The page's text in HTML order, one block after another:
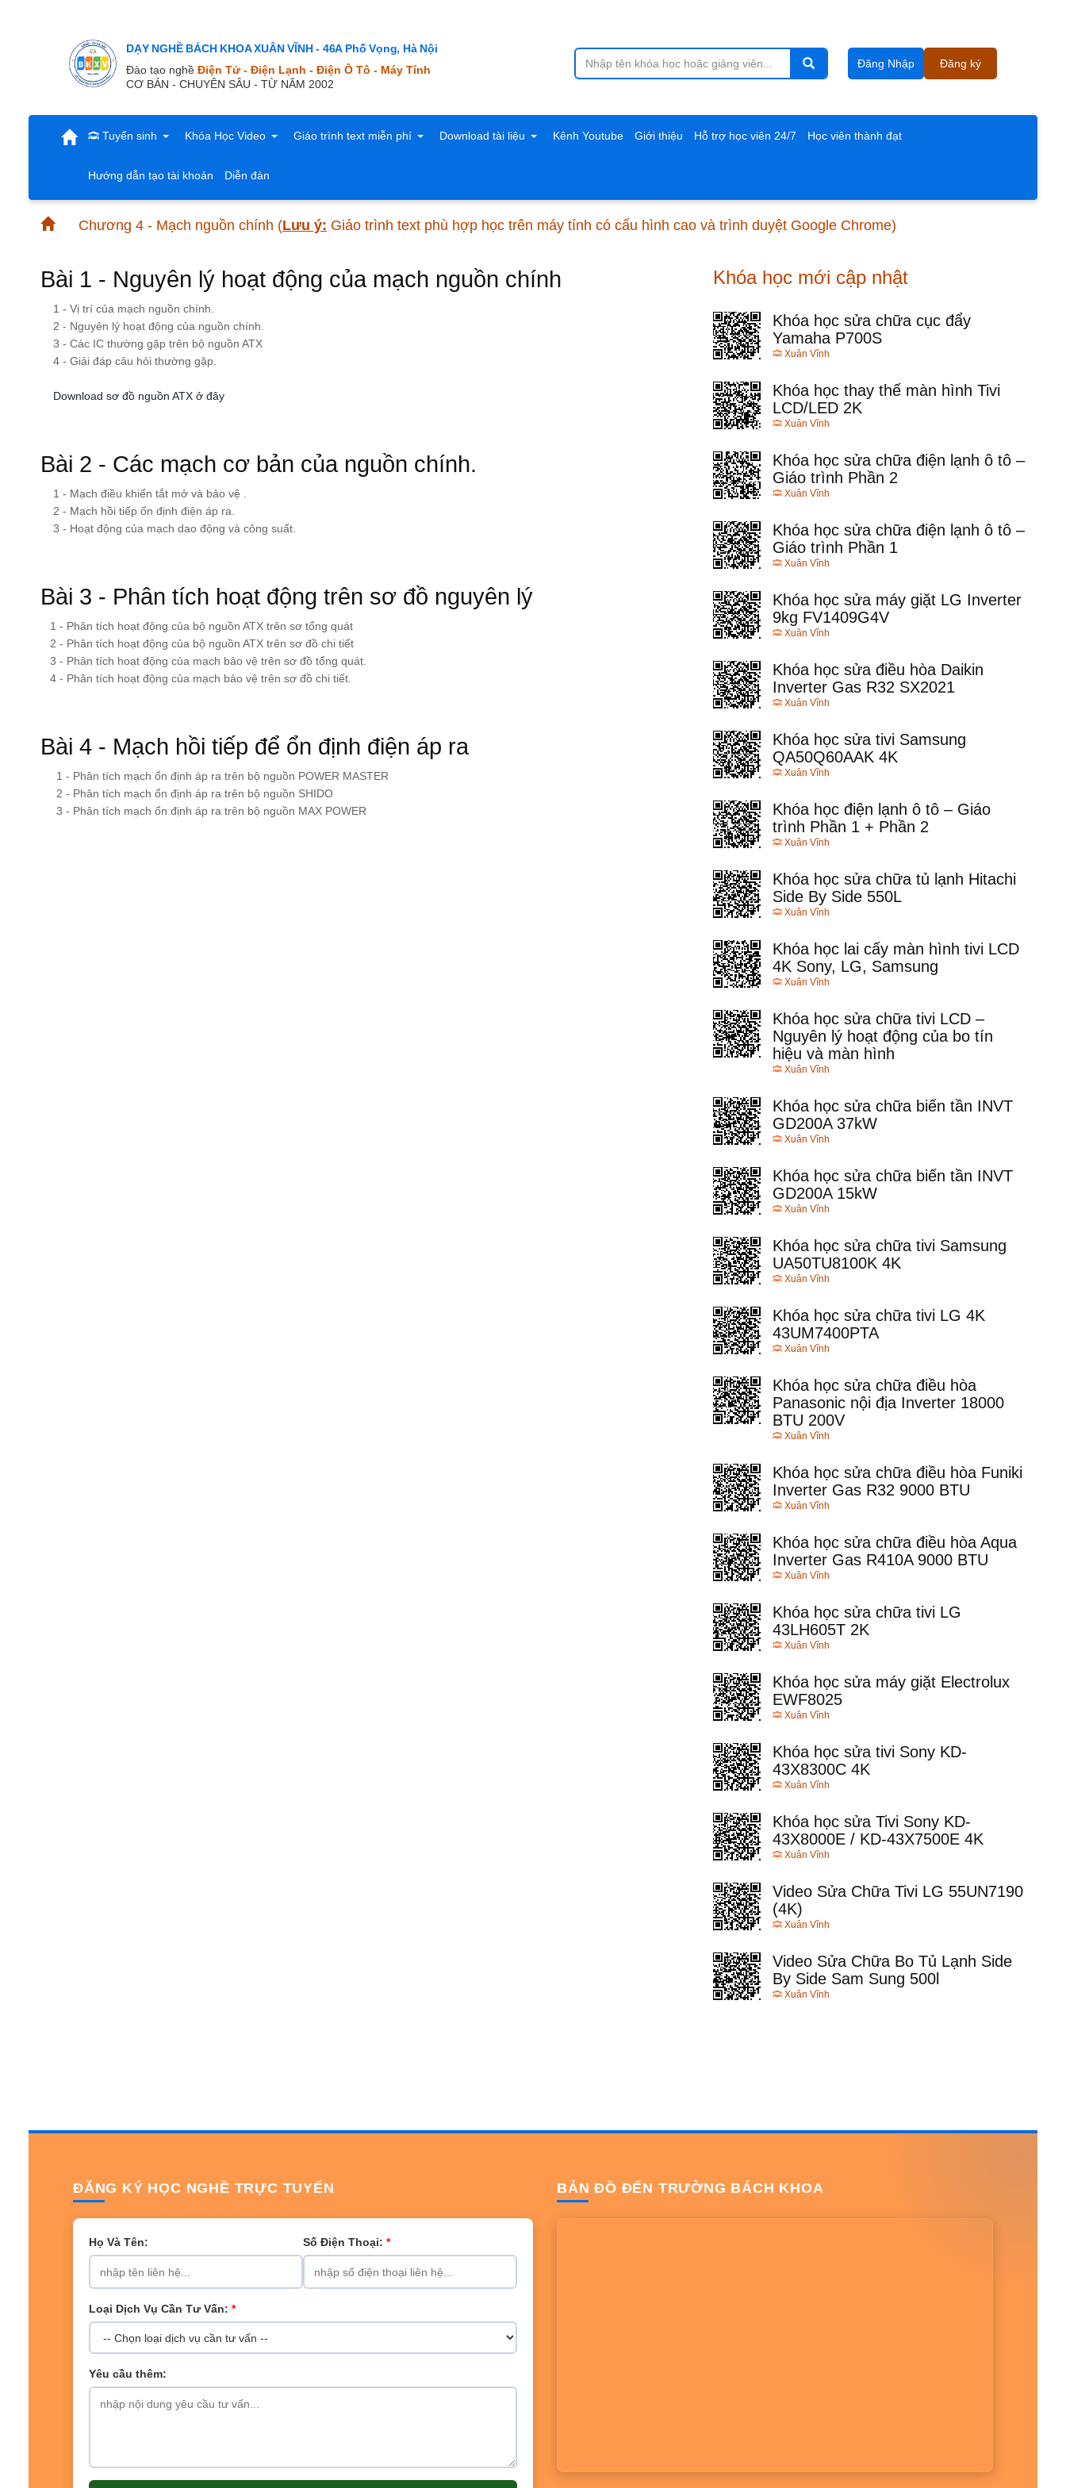
DẠY NGHỀ BÁCH KHOA XUÂN VĨNH - 46A Phố Vọng, Hà Nội
Đào tạo nghề Điện Tử - Điện Lạnh - Điện Ô Tô - Máy Tính
CƠ BẢN - CHUYÊN SÂU - TỪ NĂM 2002
Đăng Nhập Đăng ký
Tuyển sinh Khóa Học Video Giáo trình text miễn phí Download tài liệu Kênh Youtube Giới thiệu Hỗ trợ học viên 24/7 Học viên thành đạt
Hướng dẫn tạo tài khoản Diễn đàn
Chương 4 - Mạch nguồn chính (Lưu ý: Giáo trình text phù hợp học trên máy tính có cấu hình cao và trình duyệt Google Chrome)
Bài 1 - Nguyên lý hoạt động của mạch nguồn chính
1 - Vị trí của mạch nguồn chính.
2 - Nguyên lý hoạt động của nguồn chính.
3 - Các IC thường gặp trên bộ nguồn ATX
4 - Giải đáp câu hỏi thường gặp.
Download sơ đồ nguồn ATX ở đây
Bài 2 - Các mạch cơ bản của nguồn chính.
1 - Mạch điều khiển tắt mở và bảo vệ .
2 - Mạch hồi tiếp ổn định điện áp ra.
3 - Hoạt động của mạch dao động và công suất.
Bài 3 - Phân tích hoạt động trên sơ đồ nguyên lý
1 - Phân tích hoạt động của bộ nguồn ATX trên sơ tổng quát
2 - Phân tích hoạt động của bộ nguồn ATX trên sơ đồ chi tiết
3 - Phân tích hoạt động của mạch bảo vệ trên sơ đồ tổng quát.
4 - Phân tích hoạt động của mạch bảo vệ trên sơ đồ chi tiết.
Bài 4 - Mạch hồi tiếp để ổn định điện áp ra
1 - Phân tích mạch ổn định áp ra trên bộ nguồn POWER MASTER
2 - Phân tích mạch ổn định áp ra trên bộ nguồn SHIDO
3 - Phân tích mạch ổn định áp ra trên bộ nguồn MAX POWER
Khóa học mới cập nhật
Khóa học sửa chữa cục đẩy
Yamaha P700S
Xuân Vĩnh
Khóa học thay thế màn hình Tivi
LCD/LED 2K
Xuân Vĩnh
Khóa học sửa chữa điện lạnh ô tô –
Giáo trình Phần 2
Xuân Vĩnh
Khóa học sửa chữa điện lạnh ô tô –
Giáo trình Phần 1
Xuân Vĩnh
Khóa học sửa máy giặt LG Inverter
9kg FV1409G4V
Xuân Vĩnh
Khóa học sửa điều hòa Daikin
Inverter Gas R32 SX2021
Xuân Vĩnh
Khóa học sửa tivi Samsung
QA50Q60AAK 4K
Xuân Vĩnh
Khóa học điện lạnh ô tô – Giáo
trình Phần 1 + Phần 2
Xuân Vĩnh
Khóa học sửa chữa tủ lạnh Hitachi
Side By Side 550L
Xuân Vĩnh
Khóa học lai cấy màn hình tivi LCD
4K Sony, LG, Samsung
Xuân Vĩnh
Khóa học sửa chữa tivi LCD –
Nguyên lý hoạt động của bo tín
hiệu và màn hình
Xuân Vĩnh
Khóa học sửa chữa biến tần INVT
GD200A 37kW
Xuân Vĩnh
Khóa học sửa chữa biến tần INVT
GD200A 15kW
Xuân Vĩnh
Khóa học sửa chữa tivi Samsung
UA50TU8100K 4K
Xuân Vĩnh
Khóa học sửa chữa tivi LG 4K
43UM7400PTA
Xuân Vĩnh
Khóa học sửa chữa điều hòa
Panasonic nội địa Inverter 18000
BTU 200V
Xuân Vĩnh
Khóa học sửa chữa điều hòa Funiki
Inverter Gas R32 9000 BTU
Xuân Vĩnh
Khóa học sửa chữa điều hòa Aqua
Inverter Gas R410A 9000 BTU
Xuân Vĩnh
Khóa học sửa chữa tivi LG
43LH605T 2K
Xuân Vĩnh
Khóa học sửa máy giặt Electrolux
EWF8025
Xuân Vĩnh
Khóa học sửa tivi Sony KD-
43X8300C 4K
Xuân Vĩnh
Khóa học sửa Tivi Sony KD-
43X8000E / KD-43X7500E 4K
Xuân Vĩnh
Video Sửa Chữa Tivi LG 55UN7190
(4K)
Xuân Vĩnh
Video Sửa Chữa Bo Tủ Lạnh Side
By Side Sam Sung 500l
Xuân Vĩnh
ĐĂNG KÝ HỌC NGHỀ TRỰC TUYẾN
Họ Và Tên: Số Điện Thoại: *
Loại Dịch Vụ Cần Tư Vấn: *
Yêu cầu thêm:
BẢN ĐỒ ĐẾN TRƯỜNG BÁCH KHOA